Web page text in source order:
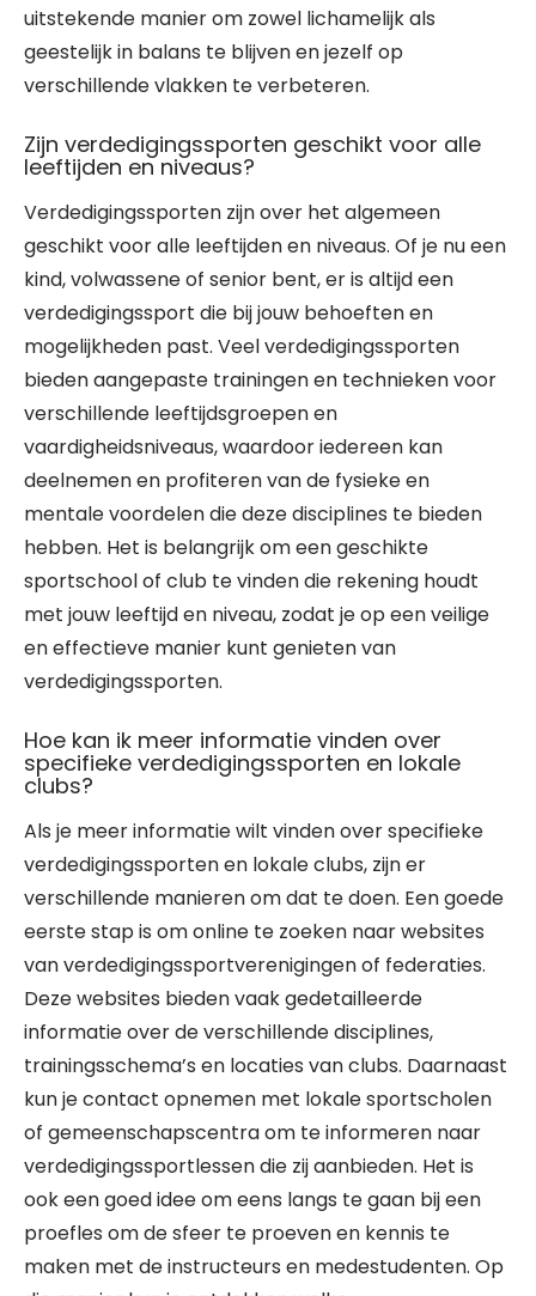
uitstekende manier om zowel lichamelijk als
geestelijk in balans te blijven en jezelf op
verschillende vlakken te verbeteren.
Zijn verdedigingssporten geschikt voor alle
leeftijden en niveaus?
Verdedigingssporten zijn over het algemeen
geschikt voor alle leeftijden en niveaus. Of je nu een
kind, volwassene of senior bent, er is altijd een
verdedigingssport die bij jouw behoeften en
mogelijkheden past. Veel verdedigingssporten
bieden aangepaste trainingen en technieken voor
verschillende leeftijdsgroepen en
vaardigheidsniveaus, waardoor iedereen kan
deelnemen en profiteren van de fysieke en
mentale voordelen die deze disciplines te bieden
hebben. Het is belangrijk om een geschikte
sportschool of club te vinden die rekening houdt
met jouw leeftijd en niveau, zodat je op een veilige
en effectieve manier kunt genieten van
verdedigingssporten.
Hoe kan ik meer informatie vinden over
specifieke verdedigingssporten en lokale
clubs?
Als je meer informatie wilt vinden over specifieke
verdedigingssporten en lokale clubs, zijn er
verschillende manieren om dat te doen. Een goede
eerste stap is om online te zoeken naar websites
van verdedigingssportverenigingen of federaties.
Deze websites bieden vaak gedetailleerde
informatie over de verschillende disciplines,
trainingsschema’s en locaties van clubs. Daarnaast
kun je contact opnemen met lokale sportscholen
of gemeenschapscentra om te informeren naar
verdedigingssportlessen die zij aanbieden. Het is
ook een goed idee om eens langs te gaan bij een
proefles om de sfeer te proeven en kennis te
maken met de instructeurs en medestudenten. Op